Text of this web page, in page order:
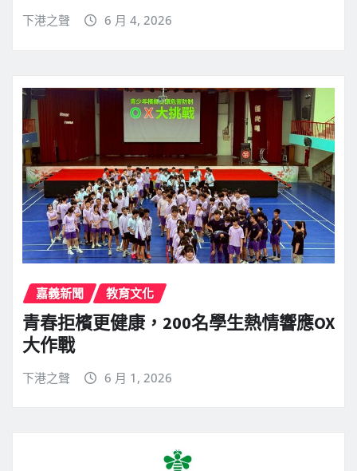
下港之聲 6 月 4, 2026
嘉義新聞 教育文化
青春拒檳更健康，200名學生熱情響應OX
大作戰
下港之聲 6 月 1, 2026